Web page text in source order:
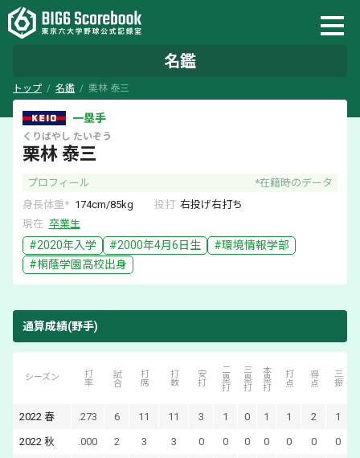
名鑑
トップ 名鑑 栗林 泰三
一塁手
栗林 泰三
くりばやし たいぞう
プロフィール
*在籍時のデータ
身長体重* 174cm/85kg 投打 右投げ右打ち
現在 卒業生
#2020年入学 #2000年4月6日 生 #環境情報学部
#桐蔭学園高校出身
通算成績(野手)
シーズン 打率 試合 打席 打数 安打 二塁打 三塁打 本塁打 打点 得点 三振
2022 春 .273 6 11 11 3 1 0 1 1 2 1
2022 秋 .000 2 3 3 0 0 0 0 0 0 0